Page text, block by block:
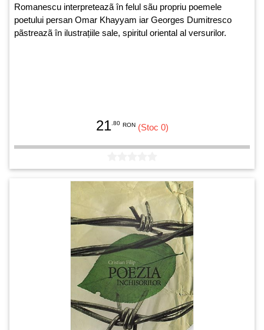
Romanescu interpreteazã în felul sãu propriu poemele
poetului persan Omar Khayyam iar Georges Dumitresco
pãstreazã în ilustrațiile sale, spiritul oriental al versurilor.
21.80 RON (Stoc 0)